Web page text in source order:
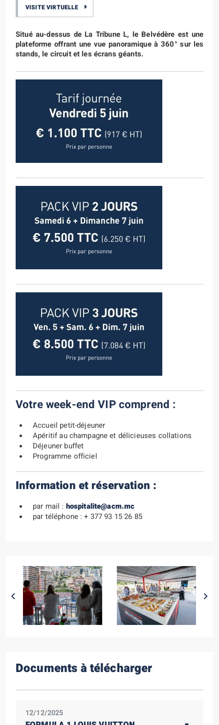
VISITE VIRTUELLE
Situé au-dessus de La Tribune L, le Belvédère est une
plateforme offrant une vue panoramique à 360° sur les
stands, le circuit et les écrans géants.
Votre week-end VIP comprend :
Accueil petit-déjeuner
Apéritif au champagne et délicieuses collations
Déjeuner buffet
Programme officiel
Information et réservation :
par mail : hospitalite@acm.mc
par téléphone : + 377 93 15 26 85
Documents à télécharger
12/12/2025